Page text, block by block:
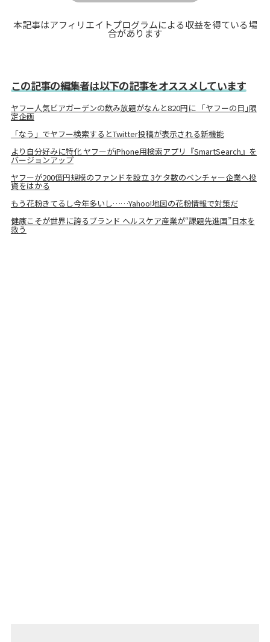
本記事はアフィリエイトプログラムによる収益を得ている場
合があります
この記事の編集者は以下の記事をオススメしています
ヤフー人気ビアガーデンの飲み放題がなんと820円に 「ヤフーの日｣限
定企画
「なう」でヤフー検索するとTwitter投稿が表示される新機能
より自分好みに特化 ヤフーがiPhone用検索アプリ『SmartSearch』を
バージョンアップ
ヤフーが200億円規模のファンドを設立 3ケタ数のベンチャー企業へ投
資をはかる
もう花粉きてるし今年多いし……Yahoo!地図の花粉情報で対策だ
健康こそが世界に誇るブランド ヘルスケア産業が“課題先進国”日本を
救う